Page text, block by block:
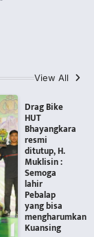
View All
Drag Bike
HUT
Bhayangkara
resmi
ditutup, H.
Muklisin :
Semoga
lahir
Pebalap
yang bisa
mengharumkan
Kuansing